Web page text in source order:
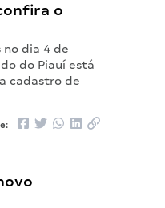
o
no dia 4 de
do Piauí está
cadastro de